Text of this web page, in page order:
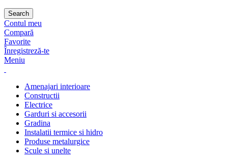
Search
Contul meu
Compară
Favorite
Înregistreză-te
Meniu
Amenajari interioare
Constructii
Electrice
Garduri si accesorii
Gradina
Instalatii termice si hidro
Produse metalurgice
Scule si unelte